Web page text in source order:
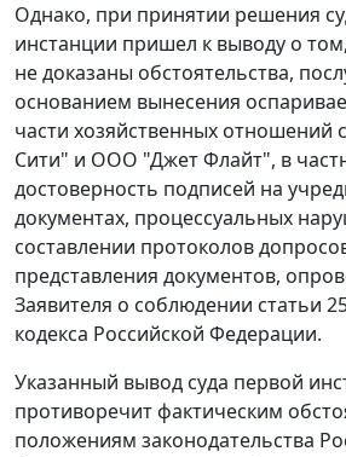
Однако, при принятии решения
инстанции пришел к выводу о
не доказаны обстоятельства,
основанием вынесения
части хозяйственных
Сити" и ООО "Джет Флайт", в
достоверность подписей на
документах, процессуальных
составлении протоколов
представления документов,
Заявителя о соблюдении статьи
кодекса Российской Федерации.
Указанный вывод суда первой
противоречит фактическим
положениям законодательства